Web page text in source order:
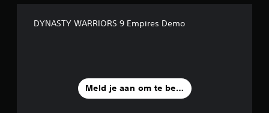
DYNASTY WARRIORS 9 Empires Demo
Meld je aan om te beoordelen